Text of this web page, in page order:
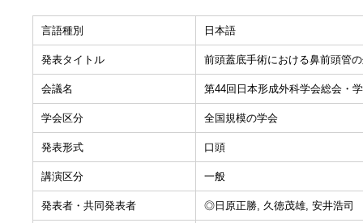
言語種別 日本語
発表タイトル 前頭蓋底手術における鼻前頭管
会議名 第44回日本形成外科学会総会・
学会区分 全国規模の学会
発表形式 口頭
講演区分 一般
発表者・共同発表者 ◎日原正勝, 久徳茂雄, 安井浩司